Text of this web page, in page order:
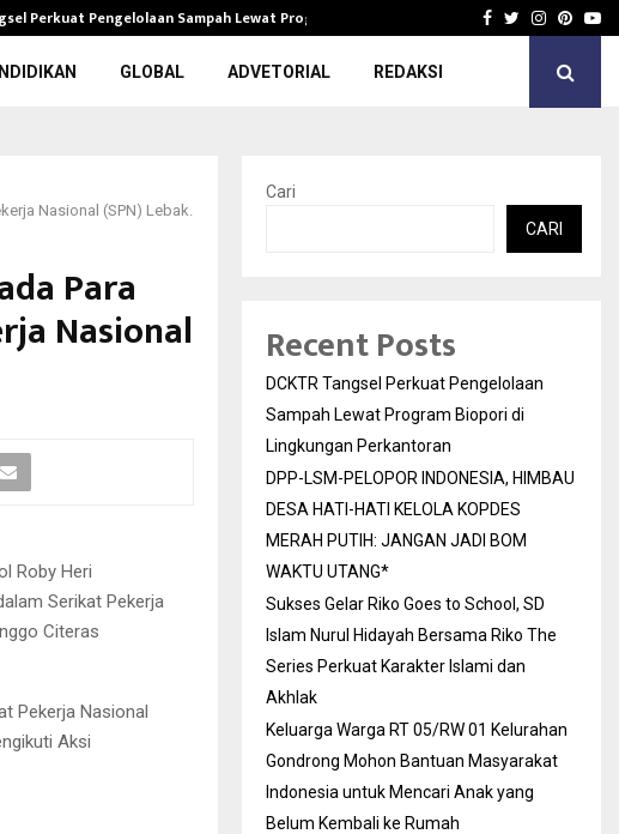
Perkuat Pengelolaan Sampah Lewat Program… DPP-LSM-
Facebook
Twitter
GLOBAL ADVETORIAL REDAKSI
Nasional (SPN) Lebak.
Para
Nasional
Roby Heri
Serikat Pekerja
Citeras
Pekerja Nasional
Aksi
Cari
CARI
Recent Posts
DCKTR Tangsel Perkuat Pengelolaan
Sampah Lewat Program Biopori di
Lingkungan Perkantoran
DPP-LSM-PELOPOR INDONESIA, HIMBAU
DESA HATI-HATI KELOLA KOPDES
MERAH PUTIH: JANGAN JADI BOM
WAKTU UTANG*
Sukses Gelar Riko Goes to School, SD
Islam Nurul Hidayah Bersama Riko The
Series Perkuat Karakter Islami dan
Akhlak
Keluarga Warga RT 05/RW 01 Kelurahan
Gondrong Mohon Bantuan Masyarakat
Indonesia untuk Mencari Anak yang
Belum Kembali ke Rumah